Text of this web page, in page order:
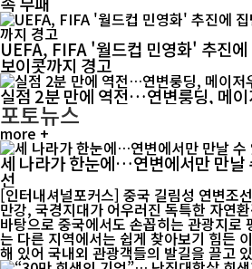
UEFA, FIFA '월드컵 민영화' 추진
보이콧까지 경고
실점 2분 만에 역전…연변룽딩, 메이
포토뉴스
more +
세 나라가 한눈에…연변에서만 만날
선
[인터내셔널포커스] 중국 길림성 연변조
만강, 국경지대가 어우러진 독특한 자연
바탕으로 중국에서도 손꼽히는 관광지로
는 다른 지역에서는 쉽게 찾아보기 힘든